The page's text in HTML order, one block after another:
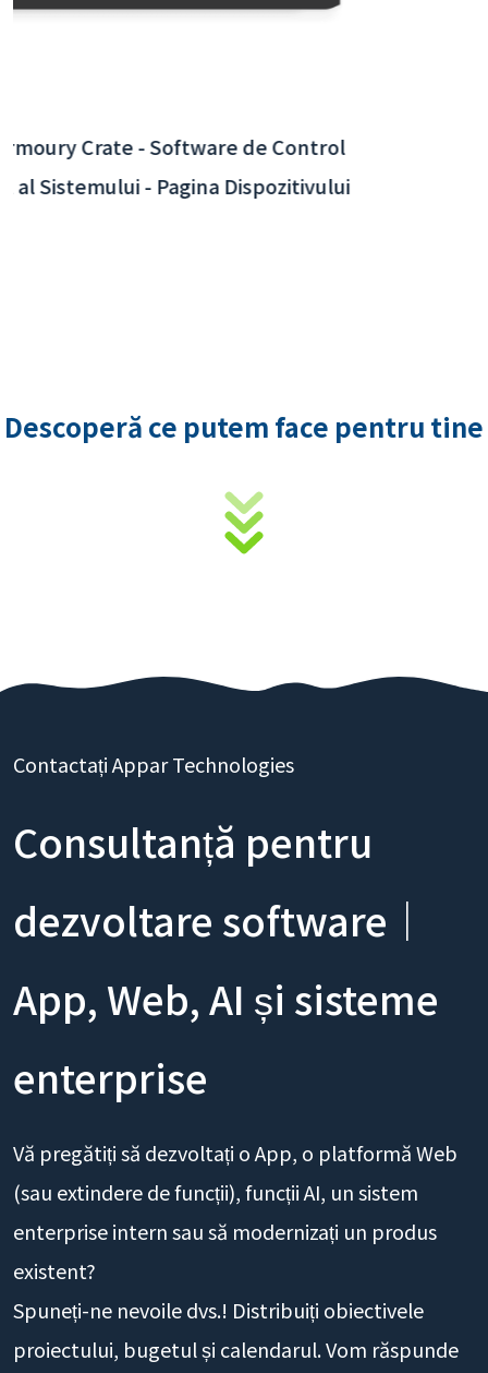
Aplicația Interactivă Aeroportul Internațional
Taoyuan - Integrarea Sistemului de Back-
Consultanță pentru
dezvoltare software｜
App, Web, AI și sisteme
enterprise
Vă pregătiți să dezvoltați o App, o platformă Web
(sau extindere de funcții), funcții AI, un sistem
enterprise intern sau să modernizați un produs
existent?
Spuneți-ne nevoile dvs.! Distribuiți obiectivele